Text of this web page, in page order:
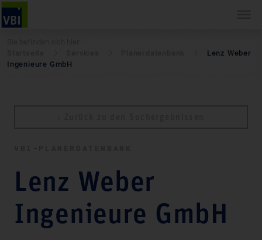
Lenz Weber
Ingenieure GmbH
Lenz Weber
Ingenieure GmbH